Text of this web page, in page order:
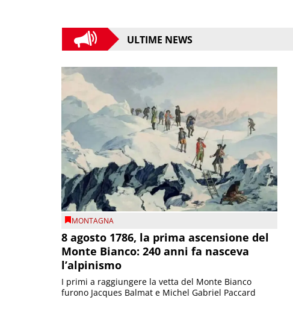
ULTIME NEWS
MONTAGNA
8 agosto 1786, la prima ascensione del
Monte Bianco: 240 anni fa nasceva
l’alpinismo
I primi a raggiungere la vetta del Monte Bianco
furono Jacques Balmat e Michel Gabriel Paccard